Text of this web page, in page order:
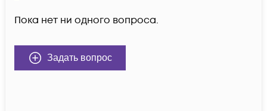
Пока нет ни одного вопроса.
Задать вопрос